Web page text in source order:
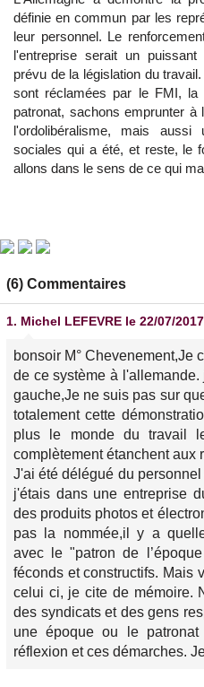
définie en commun par les
leur personnel. Le
l'entreprise serait un
prévu de la législation du
sont réclamées par le FMI, la
patronat, sachons emprunter
l'ordolibéralisme, mais aussi
sociales qui a été, et reste, le
allons dans le sens de ce qui
(6) Commentaires
1. Michel LEFEVRE le 22/07/
bonsoir M° Chevenement,Je
de ce système à
gauche,Je ne suis pas sur
totalement cette
plus le monde du travail
complètement étanchent aux
J'ai été délégué du
j'étais dans une entreprise
des produits photos et
pas la nommée,il y a
avec le "patron de
féconds et constructifs. Mais
celui ci, je cite de mémoire.
des syndicats et des gens
une époque ou le
réflexion et ces démarches.